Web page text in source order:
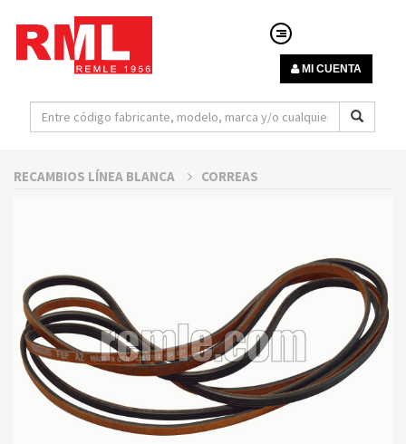
MI CUENTA
RECAMBIOS LÍNEA BLANCA CORREAS